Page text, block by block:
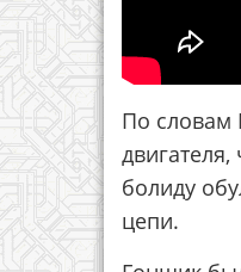
По словам
болиду
цепи.